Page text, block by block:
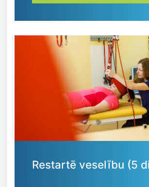
Restartē veselību (5